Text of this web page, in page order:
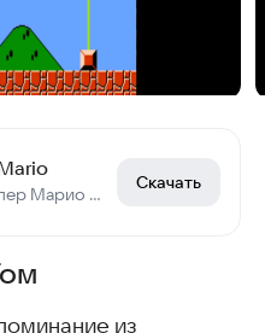
Mario, вернее Супер Марио - легендарная игра 8 бит Денди эпохи.
Скачать
из